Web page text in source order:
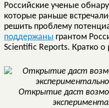
Российские ученые
которые раньше
решить проблему
поддержаны грантом
Scientific Reports. Кратко
Открытие даст